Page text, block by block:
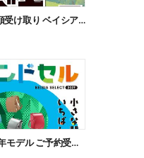
便利!手ぶらで店頭受け取り ベイシアBBQカタログ ご予約受付中!
ランドセル2027年モデル ご予約受付中!